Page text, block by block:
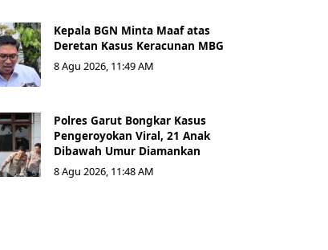
Kepala BGN Minta Maaf atas
Deretan Kasus Keracunan MBG
8 Agu 2026, 11:49 AM
Polres Garut Bongkar Kasus
Pengeroyokan Viral, 21 Anak
Dibawah Umur Diamankan
8 Agu 2026, 11:48 AM